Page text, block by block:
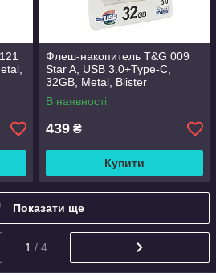
Флеш-накопитель T&G 009
Star A, USB 3.0+Type-C,
32GB, Metal, Blister
В наявності
439 ₴
Купити
Показати ще
1 / 4